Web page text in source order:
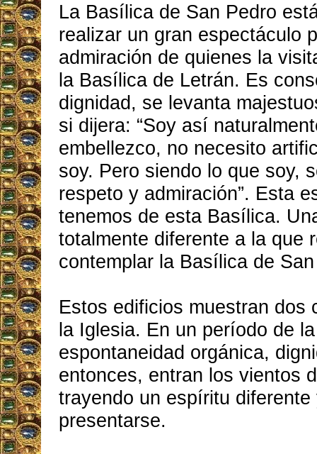
La Basílica de San Pedro
realizar un gran espectáculo
admiración de quienes la
la Basílica de Letrán. Es
dignidad, se levanta
si dijera: “Soy así
embellezco, no necesito
soy. Pero siendo lo que soy,
respeto y admiración”. Esta
tenemos de esta Basílica.
totalmente diferente a la que
contemplar la Basílica de
Estos edificios muestran dos
la Iglesia. En un período de
espontaneidad orgánica,
entonces, entran los vientos
trayendo un espíritu
presentarse.